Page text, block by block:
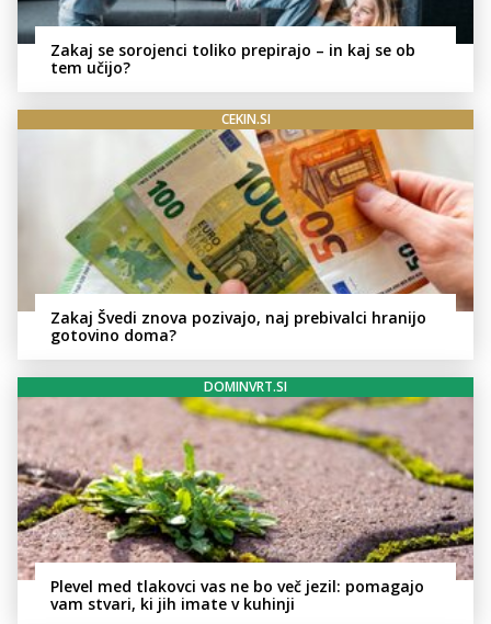
Zakaj se sorojenci toliko prepirajo – in kaj se ob
tem učijo?
CEKIN.SI
Zakaj Švedi znova pozivajo, naj prebivalci hranijo
gotovino doma?
DOMINVRT.SI
Plevel med tlakovci vas ne bo več jezil: pomagajo
vam stvari, ki jih imate v kuhinji